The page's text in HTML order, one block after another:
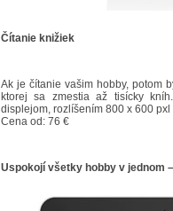
Čítanie knižiek
Ak je čítanie vašim hobby, potom
ktorej sa zmestia až tisícky
displejom, rozlíšením 800 x 600
Cena od: 76 €
Uspokojí všetky hobby v jednom